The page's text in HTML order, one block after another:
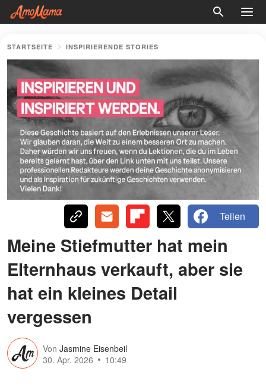
STARTSEITE INSPIRIERENDE STORIES
Teilen
Meine Stiefmutter hat mein
Elternhaus verkauft, aber sie
hat ein kleines Detail
vergessen
Von Jasmine Eisenbeil
30. Apr. 2026
10:49